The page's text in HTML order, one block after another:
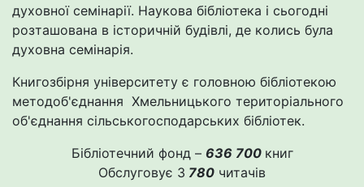
духовної семінарії. Наукова бібліотека і сьогодні
розташована в історичній будівлі, де колись була
духовна семінарія.
Книгозбірня університету є головною бібліотекою
методоб'єднання Хмельницького територіального
об'єднання сільськогосподарських бібліотек.
Бібліотечний фонд – 636 700 книг
Обслуговує 3 780 читачів